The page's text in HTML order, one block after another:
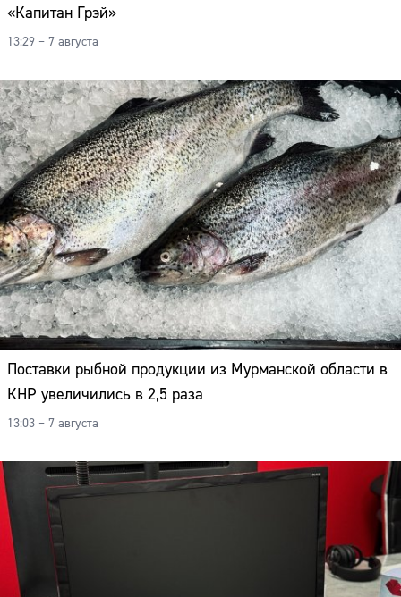
«Капитан Грэй»
13:29 – 7 августа
Поставки рыбной продукции из Мурманской области в
КНР увеличились в 2,5 раза
13:03 – 7 августа